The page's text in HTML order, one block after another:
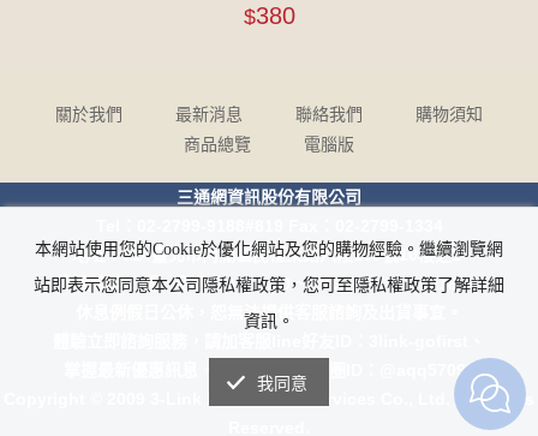
$380
關於我們 最新消息 聯絡我們
購物須知
商品總覽
電腦版
三通網資訊股份有限公司
地址：114臺北市內湖區民權東路六段160號10樓之1
客服時間：週一至週五AM 9:00 ~12:00 PM 13:30~18:00
休息例假日公休，恕無法提供客服諮詢及出貨事宜。
掌握最新優惠訊息，請加line@生活圈ID：@aqq5709k
Copyright © 2009 3-Link Information Services Co., Ltd. All Rights
本網站使用您的Cookie於優化網站及您的購物經驗。繼續瀏覽網
站即表示您同意本公司隱私權政策，您可至隱私權政策了解詳細
資訊。
我同意